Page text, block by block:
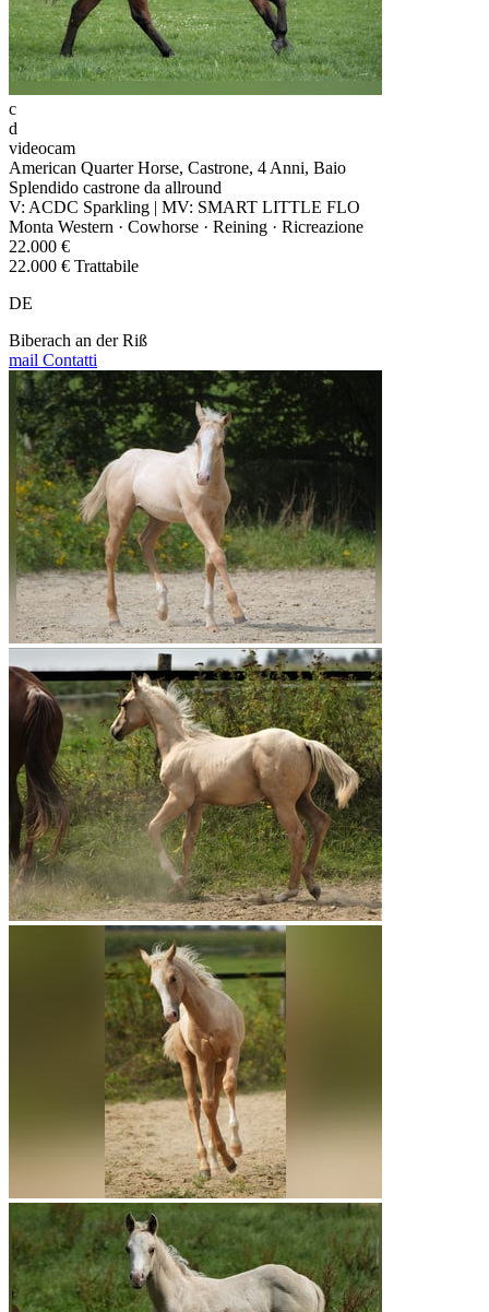
c
d
videocam
American Quarter Horse, Castrone, 4 Anni, Baio
Splendido castrone da allround
V: ACDC Sparkling | MV: SMART LITTLE FLO
Monta Western · Cowhorse · Reining · Ricreazione
22.000 €
22.000 € Trattabile
DE
Biberach an der Riß
mail Contatti